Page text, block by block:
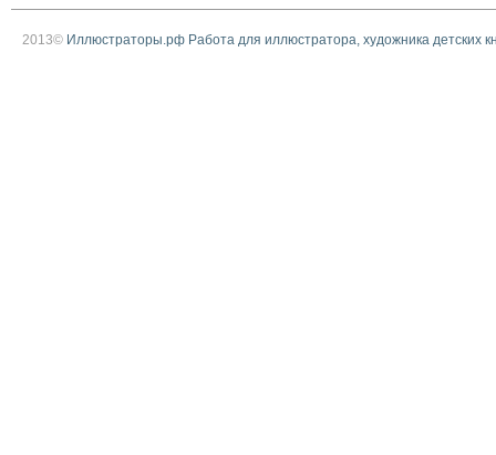
2013© Иллюстраторы.рф Работа для иллюстратора, художника детских